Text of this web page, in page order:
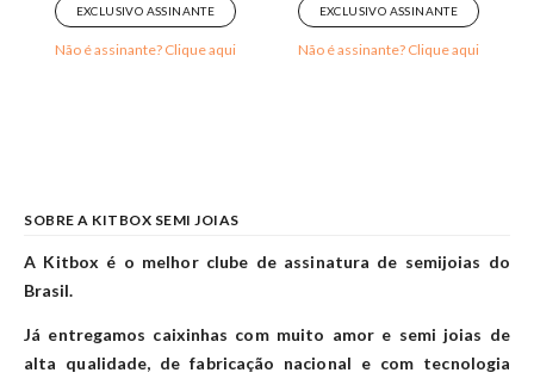
EXCLUSIVO ASSINANTE
Não é assinante? Clique aqui
EXCLUSIVO ASSINANTE
Não é assinante? Clique aqui
SOBRE A KITBOX SEMI JOIAS
A Kitbox é o melhor clube de assinatura de semijoias do
Brasil.
Já entregamos caixinhas com muito amor e semi joias de
alta qualidade, de fabricação nacional e com tecnologia